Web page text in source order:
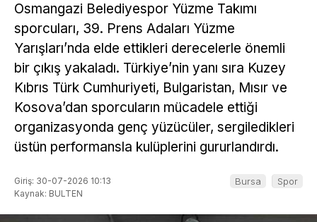
Osmangazi Belediyespor Yüzme Takımı
sporcuları, 39. Prens Adaları Yüzme
Yarışları’nda elde ettikleri derecelerle önemli
bir çıkış yakaladı. Türkiye’nin yanı sıra Kuzey
Kıbrıs Türk Cumhuriyeti, Bulgaristan, Mısır ve
Kosova’dan sporcuların mücadele ettiği
organizasyonda genç yüzücüler, sergiledikleri
üstün performansla kulüplerini gururlandırdı.
Giriş: 30-07-2026 10:13
Kaynak: BULTEN
Bursa Spor